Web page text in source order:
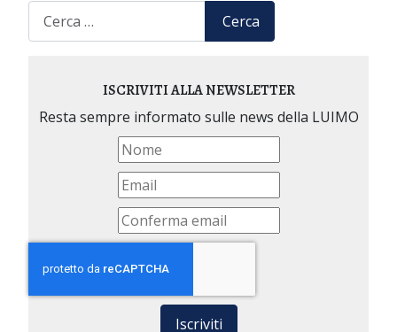
CERCA
Cerca
ISCRIVITI ALLA NEWSLETTER
Resta sempre informato sulle news della LUIMO
Iscriviti